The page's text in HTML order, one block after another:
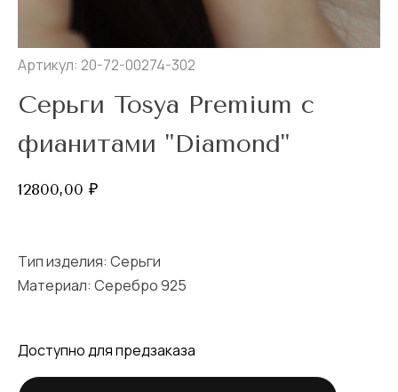
Артикул: 20-72-00274-302
Серьги Tosya Premium с
фианитами "Diamond"
12800,00 ₽
Тип изделия: Серьги
Материал: Серебро 925
Доступно для предзаказа